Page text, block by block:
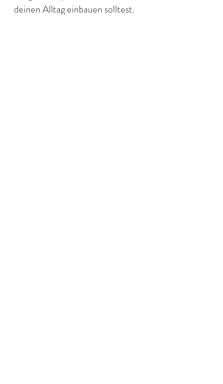
deinen Alltag einbauen solltest.